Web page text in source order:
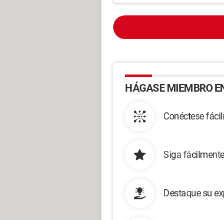
HÁGASE MIEMBRO
Conéctese
Siga
Destaque su